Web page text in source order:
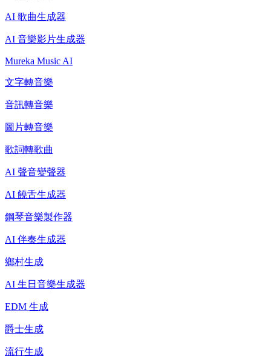
AI 歌曲生成器
AI 音樂影片生成器
Mureka Music AI
文字轉音樂
音訊轉音樂
圖片轉音樂
歌詞轉歌曲
AI 聲音變聲器
AI 饒舌生成器
鋼琴音樂製作器
AI 伴奏生成器
鄉村生成
AI 生日音樂生成器
EDM 生成
爵士生成
流行生成